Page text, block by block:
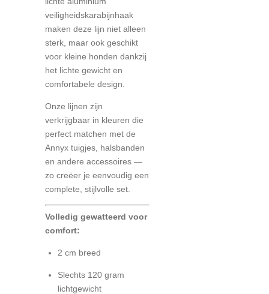
veiligheidskarabijnhaak
maken deze lijn niet alleen
sterk, maar ook geschikt
voor kleine honden dankzij
het lichte gewicht en
comfortabele design.
Onze lijnen zijn
verkrijgbaar in kleuren die
perfect matchen met de
Annyx tuigjes, halsbanden
en andere accessoires —
zo creëer je eenvoudig een
complete, stijlvolle set.
Volledig gewatteerd voor
comfort:
2 cm breed
Slechts 120 gram
lichtgewicht